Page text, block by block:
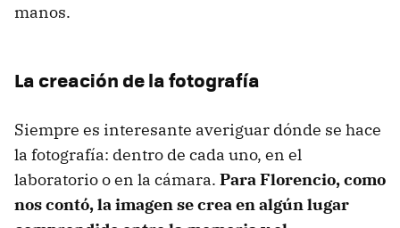
manos.
La creación de la fotografía
Siempre es interesante averiguar dónde se hace
la fotografía: dentro de cada uno, en el
laboratorio o en la cámara. Para Florencio, como
nos contó, la imagen se crea en algún lugar